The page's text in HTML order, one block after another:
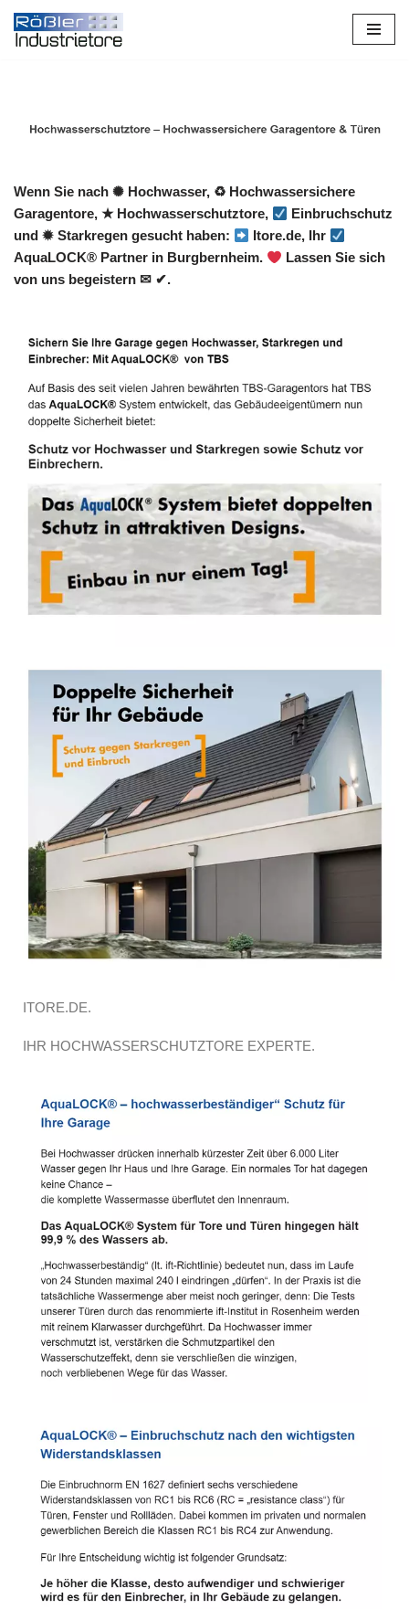
Zum
Wenn Sie nach ✺ Hochwasser, ♻ Hochwassersichere
Garagentore, ★ Hochwasserschutztore,
Einbruchschutz
und ✹ Starkregen gesucht haben:
Itore.de, Ihr
AquaLOCK® Partner in Burgbernheim.
Lassen Sie sich
von uns begeistern ✉ ✔.
ITORE.DE.
IHR HOCHWASSERSCHUTZTORE EXPERTE.